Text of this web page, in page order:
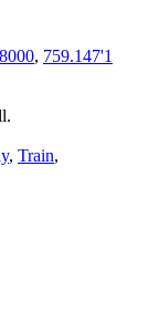
, 759.147'1
, Train,